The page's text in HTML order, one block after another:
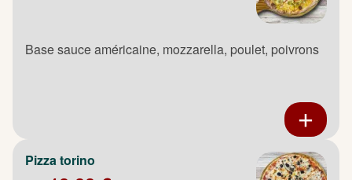
Base sauce américaine, mozzarella, poulet, poivrons
Pizza torino